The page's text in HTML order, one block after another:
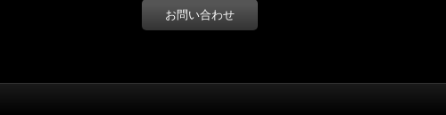
お問い合わせ